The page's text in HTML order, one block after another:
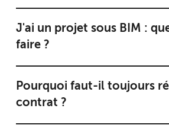
J'ai un projet sous BIM :
faire ?
Pourquoi faut-il toujours
contrat ?